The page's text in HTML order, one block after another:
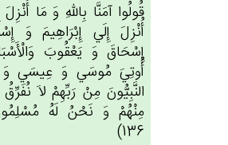
قُولُوا آمَنَّا بِالله‌ِ وَ مَا أُنْزِل‌َ
أُنْزِل‌َ إِلَي‌ إِبْرَاهِيم‌َ وَ
إِسْحَاق‌َ وَ يَعْقُوب‌َ
أُوتِي‌َ مُوسَي‌ وَ عِيسَي‌ وَ
النَّبِيُّون‌َ مِنْ‌ رَبِّهِم‌ْ لاَ
مِنْهُم‌ْ وَ نَحْن‌ُ لَه‌ُ
136)